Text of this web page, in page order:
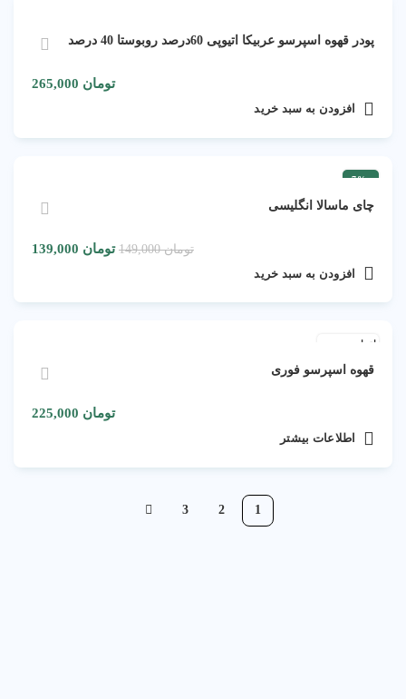
پودر قهوه اسپرسو عربیکا اتیوپی 60درصد روبوستا 40 درصد
تومان
افزودن به سبد خرید
-7%
چای ماسالا انگلیسی
تومان149,000 تومان
افزودن به سبد خرید
اتمام موجودی
قهوه اسپرسو فوری
تومان
اطلاعات بیشتر
1
2
3